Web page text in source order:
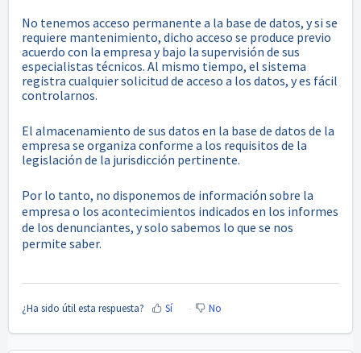
No tenemos acceso permanente a la base de datos, y si se
requiere mantenimiento, dicho acceso se produce previo
acuerdo con la empresa y bajo la supervisión de sus
especialistas técnicos. Al mismo tiempo, el sistema
registra cualquier solicitud de acceso a los datos, y es fácil
controlarnos.
El almacenamiento de sus datos en la base de datos de la
empresa se organiza conforme a los requisitos de la
legislación de la jurisdicción pertinente.
Por lo tanto, no disponemos de información sobre la
empresa o los acontecimientos indicados en los informes
de los denunciantes, y solo sabemos lo que se nos
permite saber.
¿Ha sido útil esta respuesta? Sí No